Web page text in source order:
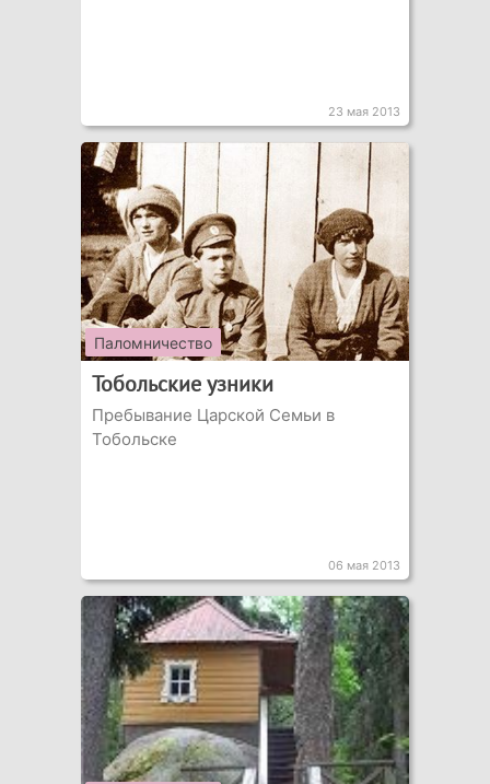
23 мая 2013
Паломничество
Тобольские узники
Пребывание Царской Семьи в
Тобольске
06 мая 2013